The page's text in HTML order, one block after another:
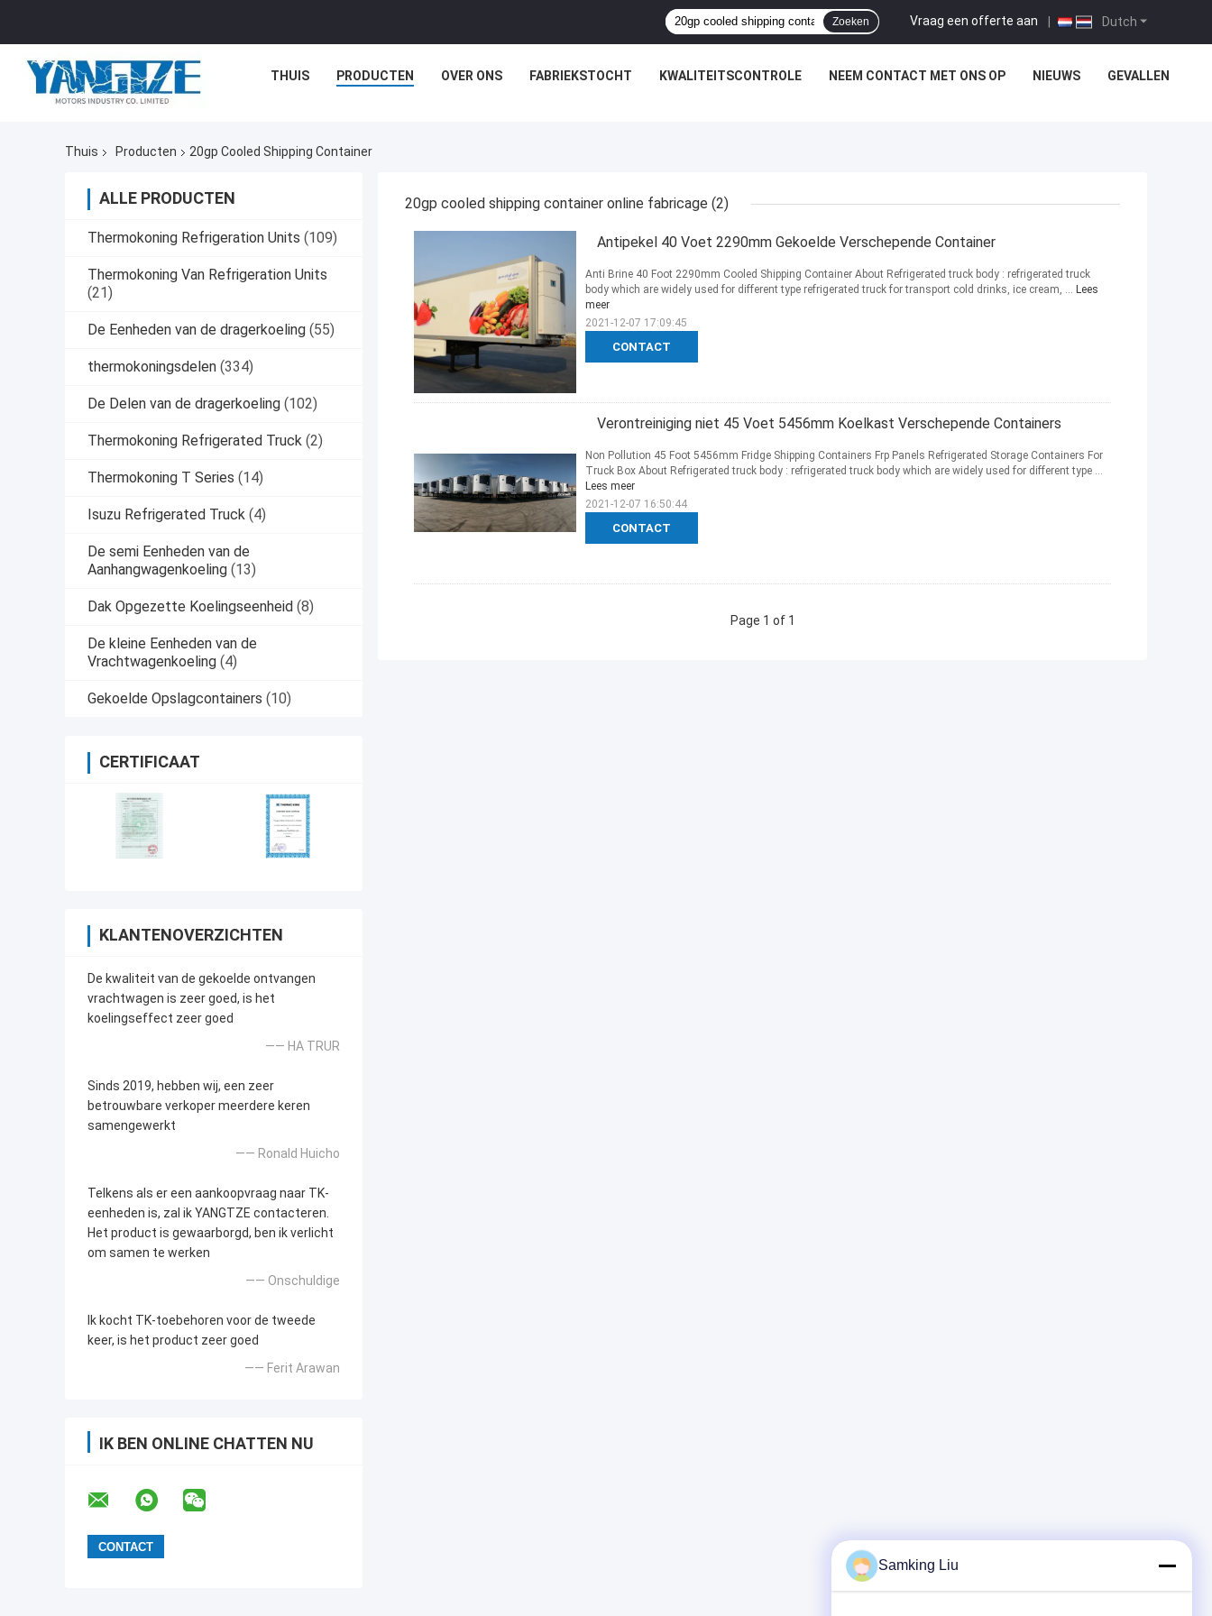
Dutch
Vraag een offerte aan |
Zoeken
THUIS PRODUCTEN OVER ONS FABRIEKSTOCHT KWALITEITSCONTROLE NEEM CONTACT MET ONS OP NIEUWS GEVALLEN
Thuis Producten 20gp Cooled Shipping Container
ALLE PRODUCTEN
Thermokoning Refrigeration Units (109)
Thermokoning Van Refrigeration Units
(21)
De Eenheden van de dragerkoeling (55)
thermokoningsdelen (334)
De Delen van de dragerkoeling (102)
Thermokoning Refrigerated Truck (2)
Thermokoning T Series (14)
Isuzu Refrigerated Truck (4)
De semi Eenheden van de
Aanhangwagenkoeling (13)
Dak Opgezette Koelingseenheid (8)
De kleine Eenheden van de
Vrachtwagenkoeling (4)
Gekoelde Opslagcontainers (10)
CERTIFICAAT
KLANTENOVERZICHTEN
De kwaliteit van de gekoelde ontvangen
vrachtwagen is zeer goed, is het
koelingseffect zeer goed
—— HA TRUR
Sinds 2019, hebben wij, een zeer
betrouwbare verkoper meerdere keren
samengewerkt
—— Ronald Huicho
Telkens als er een aankoopvraag naar TK-
eenheden is, zal ik YANGTZE contacteren.
Het product is gewaarborgd, ben ik verlicht
om samen te werken
—— Onschuldige
Ik kocht TK-toebehoren voor de tweede
keer, is het product zeer goed
—— Ferit Arawan
IK BEN ONLINE CHATTEN NU
20gp cooled shipping container online fabricage (2)
Antipekel 40 Voet 2290mm Gekoelde Verschepende Container
CONTACT
Anti Brine 40 Foot 2290mm Cooled Shipping Container About Refrigerated truck body : refrigerated truck
body which are widely used for different type refrigerated truck for transport cold drinks, ice cream, ... Lees
meer
2021-12-07 17:09:45
Verontreiniging niet 45 Voet 5456mm Koelkast Verschepende Containers
CONTACT
Non Pollution 45 Foot 5456mm Fridge Shipping Containers Frp Panels Refrigerated Storage Containers For
Truck Box About Refrigerated truck body : refrigerated truck body which are widely used for different type ...
Lees meer
2021-12-07 16:50:44
Page 1 of 1
Samking Liu